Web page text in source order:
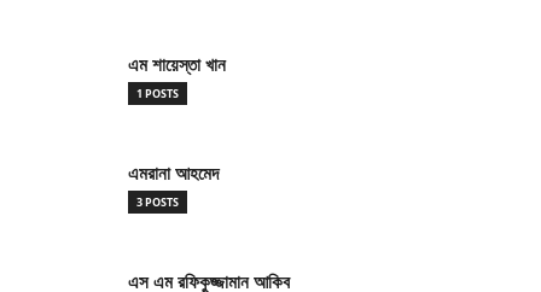
এম শায়েস্তা খান
1 POSTS
এমরানা আহমেদ
3 POSTS
এস এম রফিকুজ্জামান আকিব